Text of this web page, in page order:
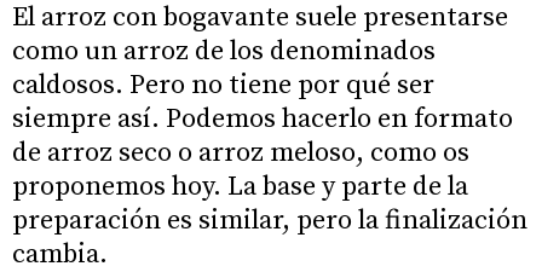
El arroz con bogavante suele presentarse
como un arroz de los denominados
caldosos. Pero no tiene por qué ser
siempre así. Podemos hacerlo en formato
de arroz seco o arroz meloso, como os
proponemos hoy. La base y parte de la
preparación es similar, pero la finalización
cambia.